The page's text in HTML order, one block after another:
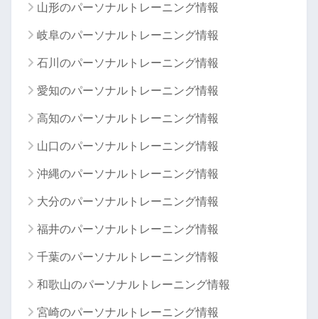
山形のパーソナルトレーニング情報
岐阜のパーソナルトレーニング情報
石川のパーソナルトレーニング情報
愛知のパーソナルトレーニング情報
高知のパーソナルトレーニング情報
山口のパーソナルトレーニング情報
沖縄のパーソナルトレーニング情報
大分のパーソナルトレーニング情報
福井のパーソナルトレーニング情報
千葉のパーソナルトレーニング情報
和歌山のパーソナルトレーニング情報
宮崎のパーソナルトレーニング情報